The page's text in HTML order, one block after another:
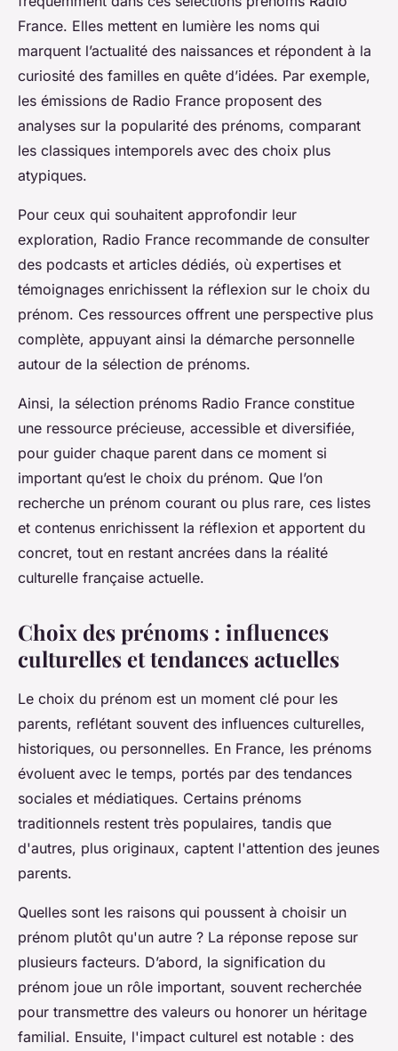
France. Elles mettent en lumière les noms qui
marquent l’actualité des naissances et répondent à la
curiosité des familles en quête d’idées. Par exemple,
les émissions de Radio France proposent des
analyses sur la popularité des prénoms, comparant
les classiques intemporels avec des choix plus
atypiques.
Pour ceux qui souhaitent approfondir leur
exploration, Radio France recommande de consulter
des podcasts et articles dédiés, où expertises et
témoignages enrichissent la réflexion sur le choix du
prénom. Ces ressources offrent une perspective plus
complète, appuyant ainsi la démarche personnelle
autour de la sélection de prénoms.
Ainsi, la sélection prénoms Radio France constitue
une ressource précieuse, accessible et diversifiée,
pour guider chaque parent dans ce moment si
important qu’est le choix du prénom. Que l’on
recherche un prénom courant ou plus rare, ces listes
et contenus enrichissent la réflexion et apportent du
concret, tout en restant ancrées dans la réalité
culturelle française actuelle.
Choix des prénoms : influences
culturelles et tendances actuelles
Le choix du prénom est un moment clé pour les
parents, reflétant souvent des influences culturelles,
historiques, ou personnelles. En France, les prénoms
évoluent avec le temps, portés par des tendances
sociales et médiatiques. Certains prénoms
traditionnels restent très populaires, tandis que
d'autres, plus originaux, captent l'attention des jeunes
parents.
Quelles sont les raisons qui poussent à choisir un
prénom plutôt qu'un autre ? La réponse repose sur
plusieurs facteurs. D’abord, la signification du
prénom joue un rôle important, souvent recherchée
pour transmettre des valeurs ou honorer un héritage
familial. Ensuite, l'impact culturel est notable : des